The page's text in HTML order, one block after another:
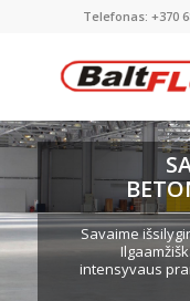
Telefonas: +370
Savaime
intensyvaus